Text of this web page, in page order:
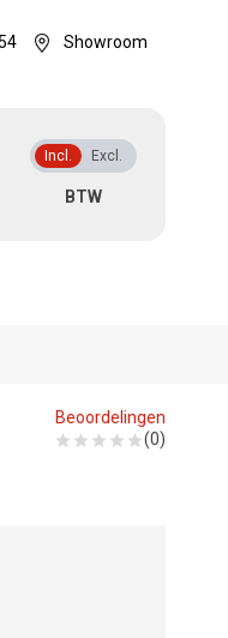
Showroom
Incl. Excl.
Beoordelingen
(0)